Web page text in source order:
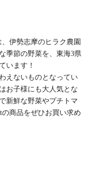
、伊勢志摩のヒラク農園
季節の野菜を、東海3県
います！
えないものとなってい
お子様にも大人気とな
新鮮な野菜やプチトマ
の商品をぜひお買い求め